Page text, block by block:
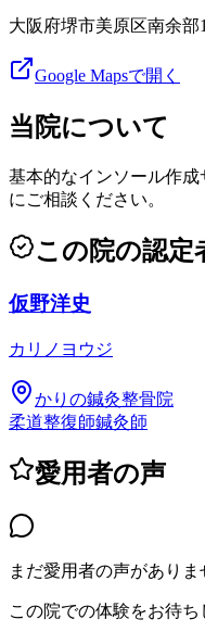
大阪府堺市美原区南余部
Google Mapsで開く
当院について
基本的なインソール作
にご相談ください。
この院の認定
仮野洋史
カリノヨウジ
かりの鍼灸整骨院
柔道整復師鍼灸師
愛用者の声
まだ愛用者の声がありま
この院での体験をお待ち